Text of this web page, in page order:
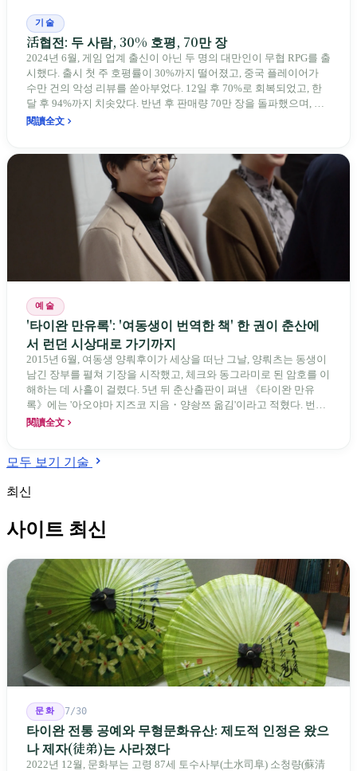
기술
活협전: 두 사람, 30% 호평, 70만 장
2024년 6월, 게임 업계 출신이 아닌 두 명의 대만인이 무협 RPG를 출
시했다. 출시 첫 주 호평률이 30%까지 떨어졌고, 중국 플레이어가
수만 건의 악성 리뷰를 쏟아부었다. 12일 후 70%로 회복되었고, 한
달 후 94%까지 치솟았다. 반년 후 판매량 70만 장을 돌파했으며, 한
국과 대만 플레이어가 자체적으로 일본어 번역팀을 구성했다. 주인
閱讀全文
예술
'타이완 만유록': '여동생이 번역한 책' 한 권이 춘산에
서 런던 시상대로 가기까지
2015년 6월, 여동생 양뤄후이가 세상을 떠난 그날, 양뤄츠는 동생이
남긴 장부를 펼쳐 기장을 시작했고, 체크와 동그라미로 된 암호를 이
해하는 데 사흘이 걸렸다. 5년 뒤 춘산출판이 펴낸 《타이완 만유
록》에는 '아오야마 지즈코 지음・양솽쯔 옮김'이라고 적혔다. 번역
자란에 쓰인 이름은 이미 세상을 떠난 여동생이었다. 2024년 뉴욕
閱讀全文
모두 보기 기술
최신
사이트 최신
문화 7/30
타이완 전통 공예와 무형문화유산: 제도적 인정은 왔으
나 제자(徒弟)는 사라졌다
2022년 12월, 문화부는 고령 87세 토수사부(土水司阜) 소청량(蘇清